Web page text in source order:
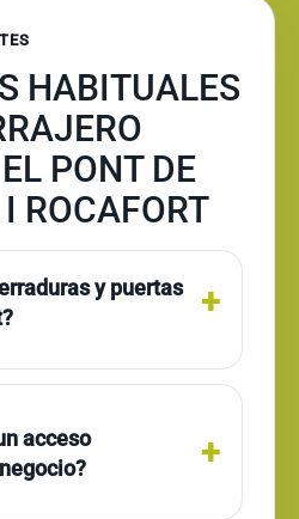
HABITUALES
PONT DE
ROCAFORT
y puertas
acceso